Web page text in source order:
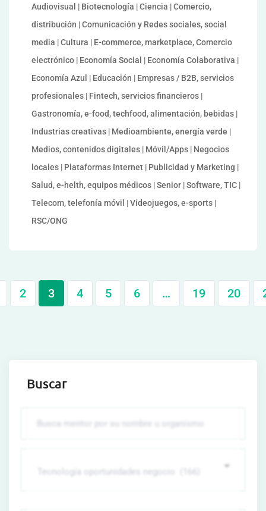
Audiovisual | Biotecnología | Ciencia | Comercio,
distribución | Comunicación y Redes sociales, social
media | Cultura | E-commerce, marketplace, Comercio
electrónico | Economía Social | Economía Colaborativa |
Economía Azul | Educación | Empresas / B2B, servicios
profesionales | Fintech, servicios financieros |
Gastronomía, e-food, techfood, alimentación, bebidas |
Industrias creativas | Medioambiente, energía verde |
Medios, contenidos digitales | Móvil/Apps | Negocios
locales | Plataformas Internet | Publicidad y Marketing |
Salud, e-helth, equipos médicos | Senior | Software, TIC |
Telecom, telefonía móvil | Videojuegos, e-sports |
RSC/ONG
2 3 4 5 6 … 19 20
Buscar